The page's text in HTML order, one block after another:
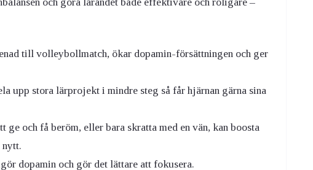
till volleybollmatch, ökar dopamin-försättningen och ger
upp stora lärprojekt i mindre steg så får hjärnan gärna sina
och få beröm, eller bara skratta med en vän, kan boosta
nytt.
dopamin och gör det lättare att fokusera.